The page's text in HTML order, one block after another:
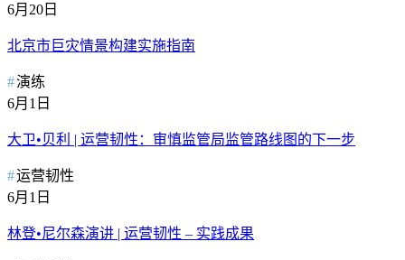
6月20日
北京市巨灾情景构建实施指南
演练
6月1日
大卫•贝利 | 运营韧性：审慎监管局监管路线图的下一步
运营韧性
6月1日
林登•尼尔森演讲 | 运营韧性 – 实践成果